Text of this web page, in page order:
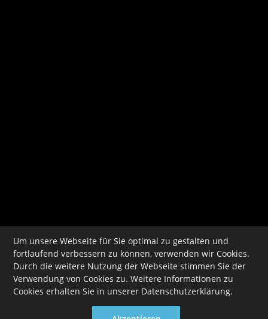
IMPRESSUM
DATENSCHUTZ
FRAGEN
Um unsere Webseite für Sie optimal zu gestalten und
fortlaufend verbessern zu können, verwenden wir Cookies.
Durch die weitere Nutzung der Webseite stimmen Sie der
Verwendung von Cookies zu. Weitere Informationen zu
Cookies erhalten Sie in unserer Datenschutzerklärung.